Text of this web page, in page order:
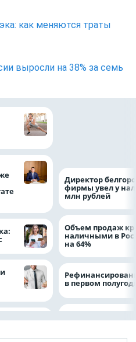
как меняются траты
выросли на 38% за семь
Директор
фирмы увел у
млн рублей
Объем продаж
наличными в
на 64%
в первом